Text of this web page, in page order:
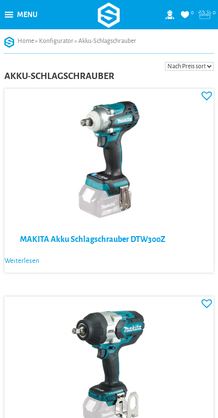
content
0 0
MENU
Home» Konfigurator» Akku-Schlagschrauber
AKKU-SCHLAGSCHRAUBER
MAKITA Akku Schlagschrauber DTW300Z
Weiterlesen